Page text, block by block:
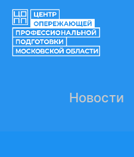
Новости